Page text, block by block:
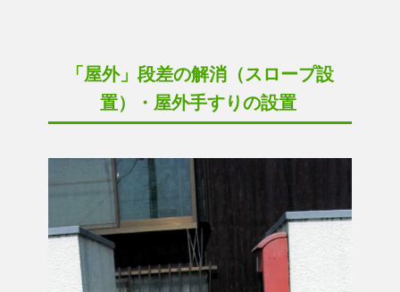
「屋外」段差の解消（スロープ設
置）・屋外手すりの設置